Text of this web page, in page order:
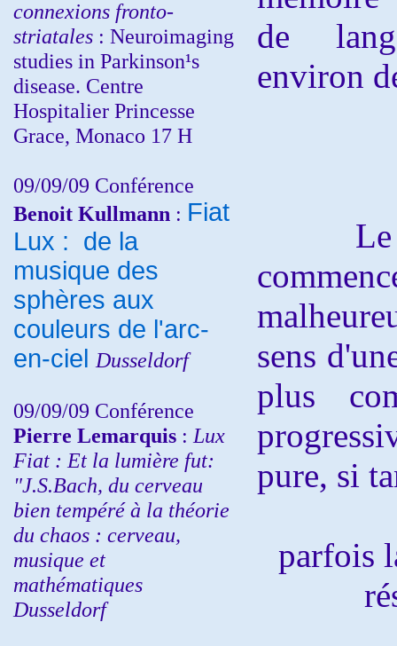
connexions fronto-
striatales : Neuroimaging
studies in Parkinson¹s
disease. Centre
Hospitalier Princesse
Grace, Monaco 17 H
09/09/09 Conférence
Benoit Kullmann : Fiat
Lux : de la
musique des
sphères aux
couleurs de l'arc-
en-ciel Dusseldorf
09/09/09 Conférence
Pierre Lemarquis : Lux
Fiat : Et la lumière fut:
"J.S.Bach, du cerveau
bien tempéré à la théorie
du chaos : cerveau,
musique et
mathématiques
Dusseldorf
de
environ
Le
sens
plus
pure, si
parfois